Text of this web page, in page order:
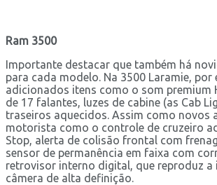
Ram 3500
Importante destacar que também há
para cada modelo. Na 3500 Laramie, por
adicionados itens como o som premium
de 17 falantes, luzes de cabine (as Cab
traseiros aquecidos. Assim como novos
motorista como o controle de cruzeiro
Stop, alerta de colisão frontal com
sensor de permanência em faixa com
retrovisor interno digital, que reproduz a
câmera de alta definição.